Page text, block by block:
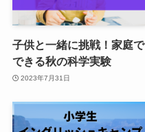
子供と一緒に挑戦！家庭で
できる秋の科学実験
2023年7月31日